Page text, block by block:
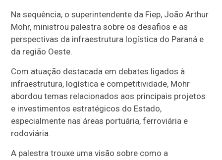
Na sequência, o superintendente da Fiep, João Arthur
Mohr, ministrou palestra sobre os desafios e as
perspectivas da infraestrutura logística do Paraná e
da região Oeste.
Com atuação destacada em debates ligados à
infraestrutura, logística e competitividade, Mohr
abordou temas relacionados aos principais projetos
e investimentos estratégicos do Estado,
especialmente nas áreas portuária, ferroviária e
rodoviária.
A palestra trouxe uma visão sobre como a